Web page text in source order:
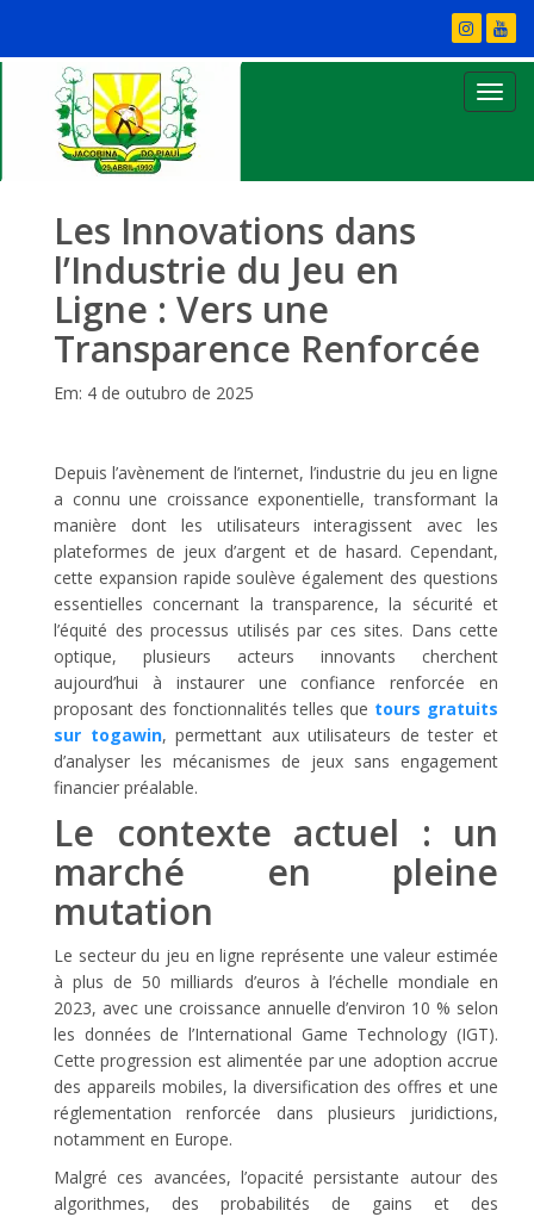
Les Innovations dans
l’Industrie du Jeu en
Ligne : Vers une
Transparence Renforcée
Em: 4 de outubro de 2025
Depuis l’avènement de l’internet, l’industrie du jeu en ligne
a connu une croissance exponentielle, transformant la
manière dont les utilisateurs interagissent avec les
plateformes de jeux d’argent et de hasard. Cependant,
cette expansion rapide soulève également des questions
essentielles concernant la transparence, la sécurité et
l’équité des processus utilisés par ces sites. Dans cette
optique, plusieurs acteurs innovants cherchent
aujourd’hui à instaurer une confiance renforcée en
proposant des fonctionnalités telles que tours gratuits
sur togawin, permettant aux utilisateurs de tester et
d’analyser les mécanismes de jeux sans engagement
financier préalable.
Le contexte actuel : un
marché en pleine
mutation
Le secteur du jeu en ligne représente une valeur estimée
à plus de 50 milliards d’euros à l’échelle mondiale en
2023, avec une croissance annuelle d’environ 10 % selon
les données de l’International Game Technology (IGT).
Cette progression est alimentée par une adoption accrue
des appareils mobiles, la diversification des offres et une
réglementation renforcée dans plusieurs juridictions,
notamment en Europe.
Malgré ces avancées, l’opacité persistante autour des
algorithmes, des probabilités de gains et des